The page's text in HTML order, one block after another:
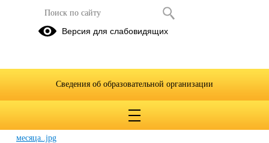
ПоздравленияВерсия для слабовидящих
Сведения об образовательной организации